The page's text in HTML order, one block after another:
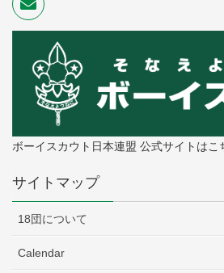
ボーイスカウト日本連盟 公式サイトはこ
サイトマップ
18団について
Calendar